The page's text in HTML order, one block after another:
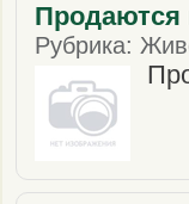
Продаются
Рубрика: